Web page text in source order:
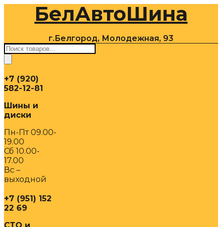
содержимомуБелАвтоШина
г.Белгород, Молодежная, 93
Поиск
товаров
+7 (920)
582-12-81
Шины и
диски
Пн-Пт 09.00-
19.00
Сб 10.00-
17.00
Вс –
выходной
+7 (951) 152
22 69